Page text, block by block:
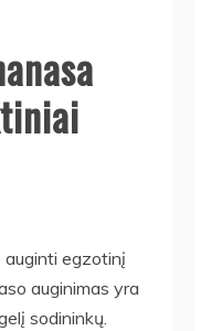
auginti egzotinį
auginimas yra
sodininkų.